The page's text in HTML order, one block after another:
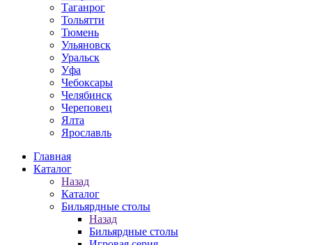
Таганрог
Тольятти
Тюмень
Ульяновск
Уральск
Уфа
Чебоксары
Челябинск
Череповец
Ялта
Ярославль
Главная
Каталог
Назад
Каталог
Бильярдные столы
Назад
Бильярдные столы